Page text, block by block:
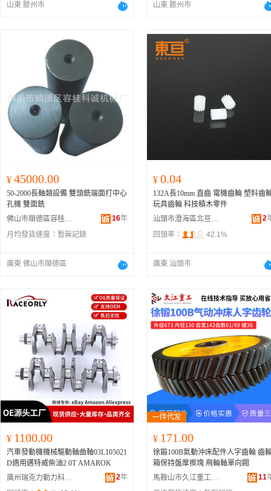
山東 滕州市 山東 滕州市
¥ 45000.00
50-2000長軸類設備 雙頭銑端面打中心
孔機 雙面銑
佛山市順德區容桂科誠機械廠
16年
月均發貨速度： 暫無記錄
廣東 佛山市順德區
¥ 0.04
132A長10mm 直齒 電機齒輪 塑料齒
玩具齒輪 科技積木零件
汕頭市澄海區北亘塑料制品廠
2
回頭率：
42.1%
廣東 汕頭市
¥ 1100.00
汽車發動機機械驅動軸曲軸03L105021
D適用邁特威柴油2.0T AMAROK
廣州瑞克力動力科技有限公司
2年
¥ 171.00
徐鍛100B氣動沖床配件人字齒輪 齒
箱保持盤摩擦塊 飛輪軸單向閥
馬鞍山市久江重工機械科技有限公司
11